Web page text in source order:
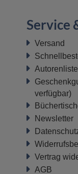
Service
Versand
Autorenliste
verfügbar)
Newsletter
Vertrag
AGB